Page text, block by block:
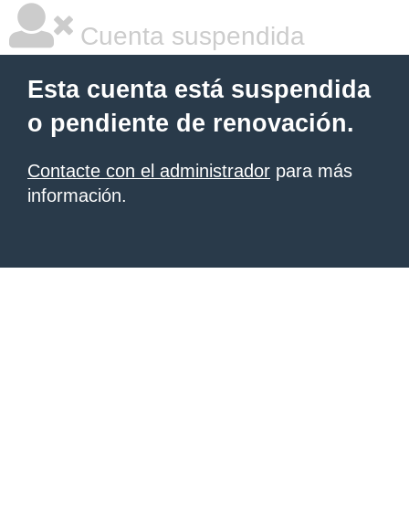
Cuenta suspendida
Esta cuenta está suspendida
o pendiente de renovación.
Contacte con el administrador para más
información.